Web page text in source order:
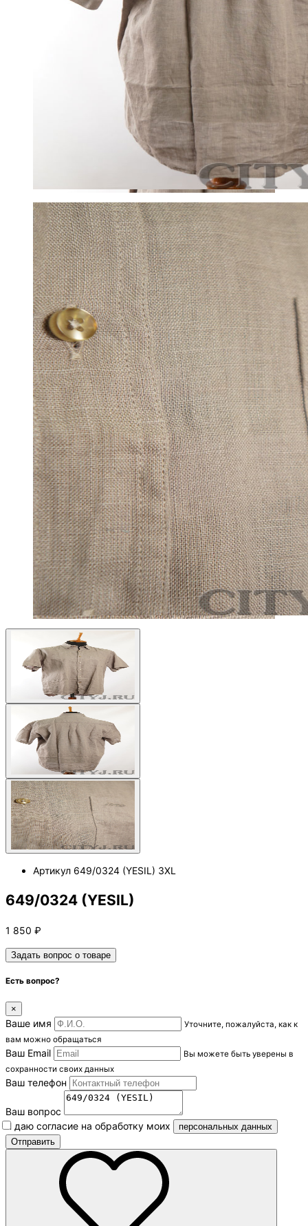
Артикул 649/0324 (YESIL) 3XL
649/0324 (YESIL)
1 850 ₽
Задать вопрос о товаре
Есть вопрос?
×
Ваше имя
Уточните, пожалуйста, как к
вам можно обращаться
Ваш Email
Вы можете быть уверены в
сохранности своих данных
Ваш телефон
Ваш вопрос
Я даю согласие на обработку моих
персональных данных